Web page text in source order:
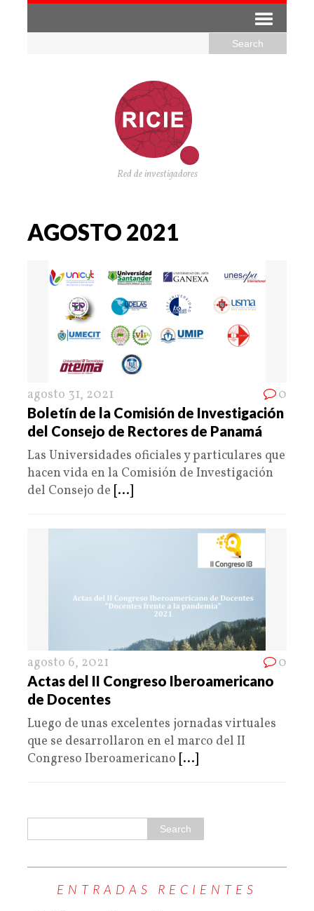
Red de investigadores
AGOSTO 2021
agosto 31, 2021 0
Boletín de la Comisión de Investigación
del Consejo de Rectores de Panamá
Las Universidades oficiales y particulares que
hacen vida en la Comisión de Investigación
del Consejo de [...]
agosto 6, 2021 0
Actas del II Congreso Iberoamericano
de Docentes
Luego de unas excelentes jornadas virtuales
que se desarrollaron en el marco del II
Congreso Iberoamericano [...]
ENTRADAS RECIENTES